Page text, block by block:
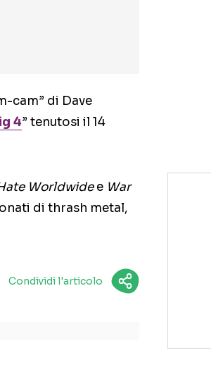
cam” di Dave
4” tenutosi il 14
Worldwidee War
di thrash metal,
Condividi l'articolo